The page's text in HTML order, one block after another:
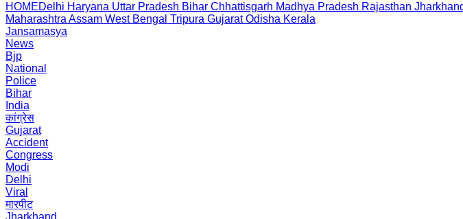
HOMEDelhi Haryana Uttar Pradesh Bihar Chhattisgarh Madhya Pradesh Rajasthan
Maharashtra Assam West Bengal Tripura Gujarat Odisha Kerala
Jansamasya
News
Bjp
National
Police
Bihar
India
कांग्रेस
Gujarat
Accident
Congress
Modi
Delhi
Viral
मारपीट
Jharkhand